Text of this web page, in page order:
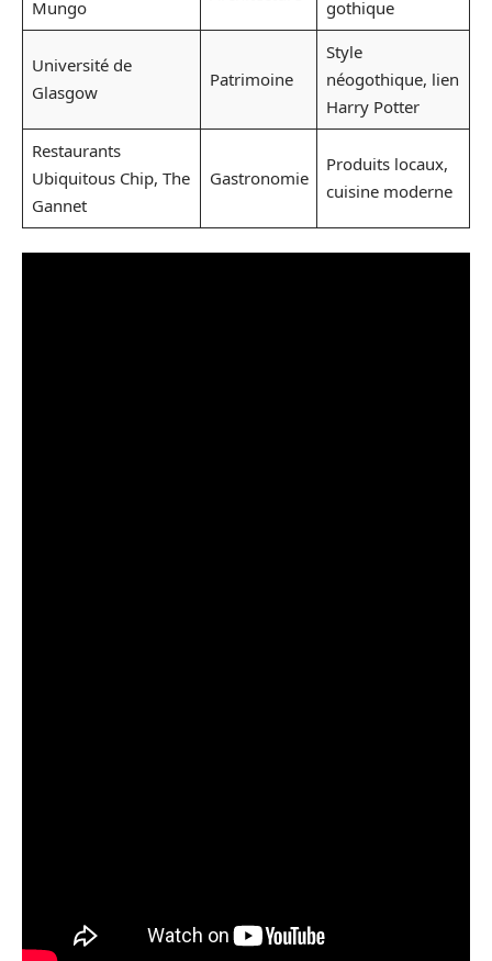
Mungo
gothique
Université de
Glasgow
Patrimoine
Style
néogothique, lien
Harry Potter
Restaurants
Ubiquitous Chip, The
Gannet
Gastronomie
Produits locaux,
cuisine moderne